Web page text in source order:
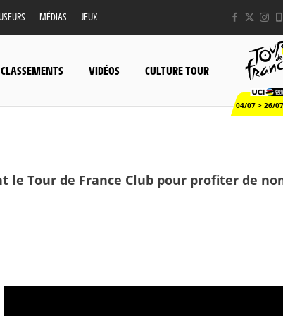
MÉDIAS JEUX
CLASSEMENTS VIDÉOS CULTURE TOUR
04/07 > 26/
le Tour de France Club pour profiter de